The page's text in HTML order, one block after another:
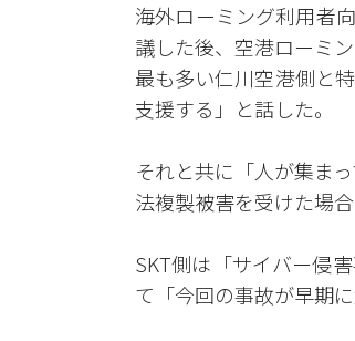
海外ローミング利用者
議した後、空港ローミ
最も多い仁川空港側と
支援する」と話した。
それと共に「人が集ま
法複製被害を受けた場
SKT側は「サイバー侵
て「今回の事故が早期